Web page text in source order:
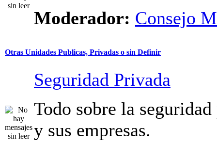
Moderador: Consejo
Otras Unidades Publicas, Privadas o sin Definir
Seguridad Privada
Todo sobre la
y sus empresas.